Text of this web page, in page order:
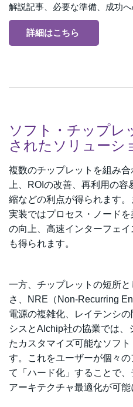
解説記事、必要な準備、成功
詳細はこちら
ソフト・チップレ
されたソリューシ
複数のチップレットを組み
上、ROIの改善、再利用の
縮などの利点が得られます
実装ではプロセス・ノード
の向上、高速インターフェ
も得られます。
一方、チップレットの短所
さ、NRE（Non-Recurring
電源の複雑化、レイテンシ
シスとAlchip社の協業では、
たカスタマイズ可能なソフ
す。これをユーザーが個々
て「ハード化」することで、
アーキテクチャ最適化が可能